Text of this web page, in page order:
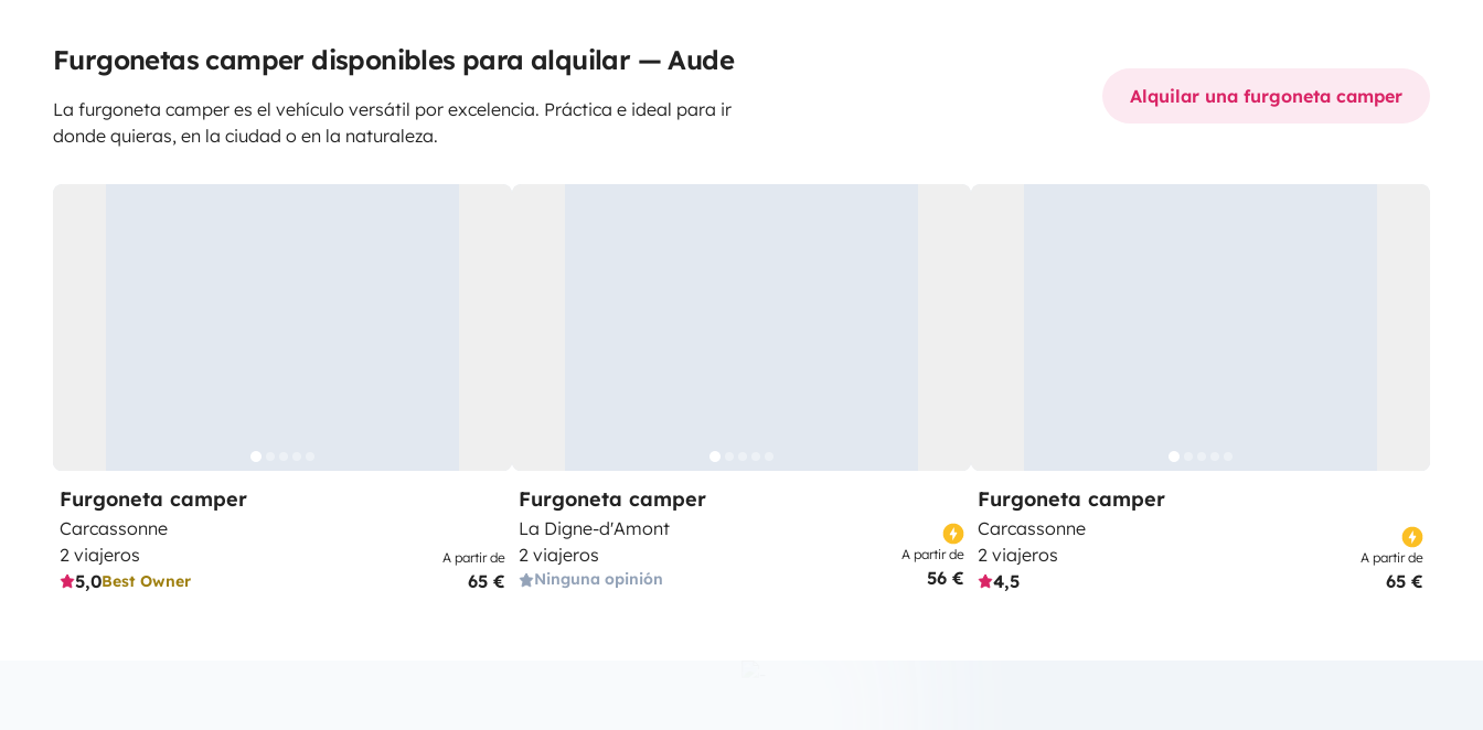
Furgonetas camper disponibles para alquilar — Aude
La furgoneta camper es el vehículo versátil por excelencia. Práctica e ideal para ir
donde quieras, en la ciudad o en la naturaleza.
Alquilar una furgoneta camper
Furgoneta camper
Carcassonne
2 viajeros
5,0Best Owner
A partir de
65 €
Furgoneta camper
La Digne-d'Amont
2 viajeros
Ninguna opinión
A partir de
56 €
Furgoneta camper
Carcassonne
2 viajeros
4,5
A partir de
65 €